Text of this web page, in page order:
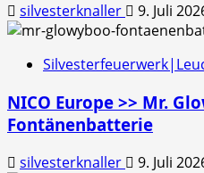
silvesterknaller 9. Juli
NICO Europe >> Mr.
Fontänenbatterie
silvesterknaller 9. Juli